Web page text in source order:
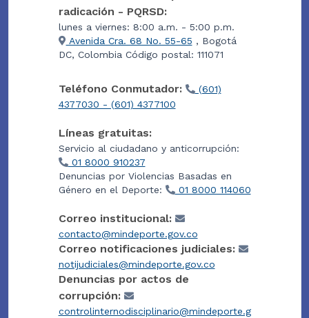
radicación - PQRSD:
lunes a viernes: 8:00 a.m. - 5:00 p.m.
Avenida Cra. 68 No. 55-65 , Bogotá
DC, Colombia Código postal: 111071
Teléfono Conmutador:
(601)
4377030 - (601) 4377100
Líneas gratuitas:
Servicio al ciudadano y anticorrupción:
01 8000 910237
Denuncias por Violencias Basadas en
Género en el Deporte:
01 8000 114060
Correo institucional:
contacto@mindeporte.gov.co
Correo notificaciones judiciales:
notijudiciales@mindeporte.gov.co
Denuncias por actos de
corrupción:
controlinternodisciplinario@mindeporte.g